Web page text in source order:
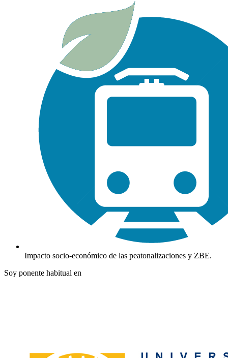
Impacto socio-económico de las peatonalizaciones y ZBE.
Soy ponente habitual en